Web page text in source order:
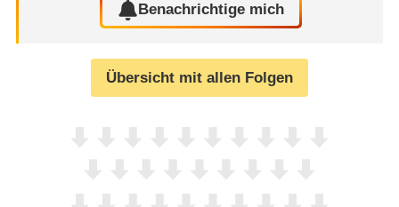
Benachrichtige mich
Übersicht mit allen Folgen